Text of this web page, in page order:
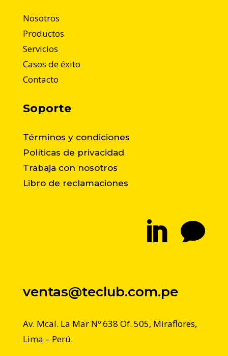
Nosotros
Productos
Servicios
Casos de éxito
Contacto
Soporte
Términos y condiciones
Políticas de privacidad
Trabaja con nosotros
Libro de reclamaciones
 
ventas@teclub.com.pe
Av. Mcal. La Mar Nº 638 Of. 505, Miraflores,
Lima – Perú.